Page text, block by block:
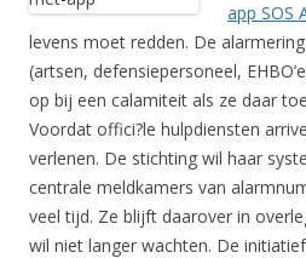
app SOS
levens moet redden. De
(artsen, defensiepersoneel,
op bij een calamiteit als ze daar
Voordat offici?le hulpdiensten
verlenen. De stichting wil haar
centrale meldkamers van
veel tijd. Ze blijft daarover in
wil niet langer wachten. De